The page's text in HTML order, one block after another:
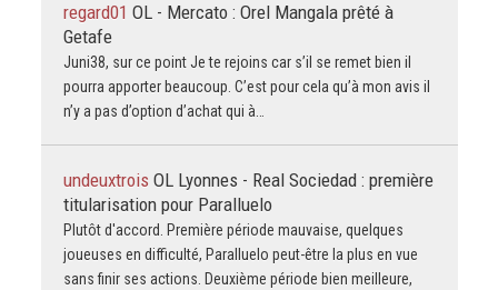
regard01 OL - Mercato : Orel Mangala prêté à
Getafe
Juni38, sur ce point Je te rejoins car s’il se remet bien il
pourra apporter beaucoup. C’est pour cela qu’à mon avis il
n’y a pas d’option d’achat qui à…
undeuxtrois OL Lyonnes - Real Sociedad : première
titularisation pour Paralluelo
Plutôt d'accord. Première période mauvaise, quelques
joueuses en difficulté, Paralluelo peut-être la plus en vue
sans finir ses actions. Deuxième période bien meilleure,